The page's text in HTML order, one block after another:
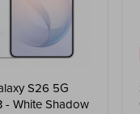
S26 5G
- White Shadow